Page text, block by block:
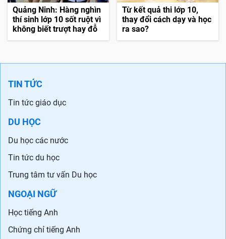
Quảng Ninh: Hàng nghìn
thí sinh lớp 10 sốt ruột vì
không biết trượt hay đỗ
Từ kết quả thi lớp 10,
thay đổi cách dạy và học
ra sao?
TIN TỨC
Tin tức giáo dục
DU HỌC
Du học các nước
Tin tức du học
Trung tâm tư vấn Du học
NGOẠI NGỮ
Học tiếng Anh
Chứng chỉ tiếng Anh